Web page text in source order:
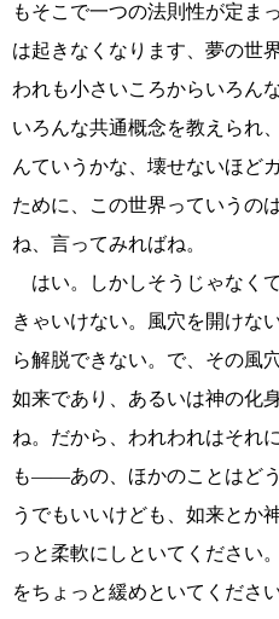
もそこで一つの法則性が定ま
は起きなくなります、夢の世
われも小さいころからいろん
いろんな共通概念を教えられ
んていうかな、壊せないほど
ために、この世界っていうの
ね、言ってみればね。
はい。しかしそうじゃなく
きゃいけない。風穴を開けな
ら解脱できない。で、その風
如来であり、あるいは神の化
ね。だから、われわれはそれ
も――あの、ほかのことはど
うでもいいけども、如来とか
っと柔軟にしといてください
をちょっと緩めといてください